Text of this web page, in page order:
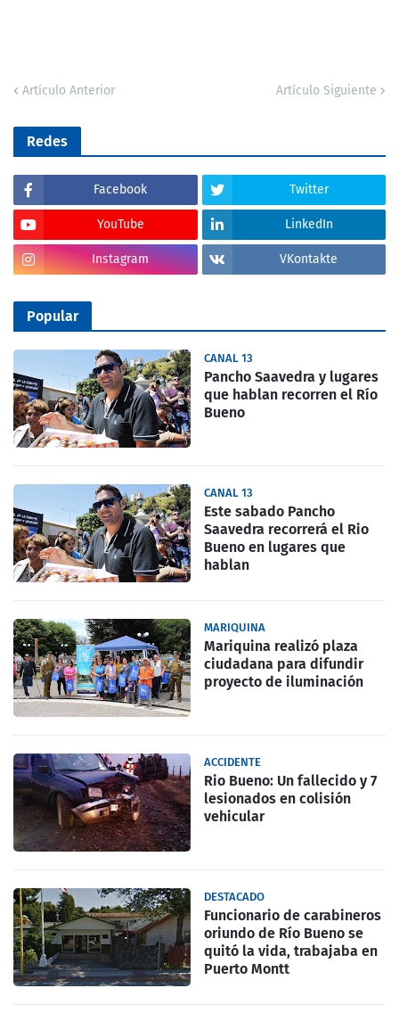
Artículo Anterior Artículo Siguiente
Redes
Facebook Twitter
YouTube LinkedIn
Instagram VKontakte
Popular
CANAL 13
Pancho Saavedra y lugares
que hablan recorren el Río
Bueno
CANAL 13
Este sabado Pancho
Saavedra recorrerá el Rio
Bueno en lugares que
hablan
MARIQUINA
Mariquina realizó plaza
ciudadana para difundir
proyecto de iluminación
ACCIDENTE
Rio Bueno: Un fallecido y 7
lesionados en colisión
vehicular
DESTACADO
Funcionario de carabineros
oriundo de Río Bueno se
quitó la vida, trabajaba en
Puerto Montt